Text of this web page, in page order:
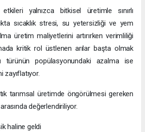
yalnızca bitkisel üretimle sınırlı
sıcaklık stresi, su yetersizliği ve yem
üretim maliyetlerini artırırken verimliliği
kritik rol üstlenen arılar başta olmak
türünün popülasyonundaki azalma ise
tarımsal üretimde öngörülmesi gereken
değerlendiriliyor.
haline geldi